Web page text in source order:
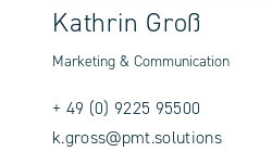
Kathrin Groß
Marketing & Communication
+ 49 (0) 9225 95500
k.gross@pmt.solutions